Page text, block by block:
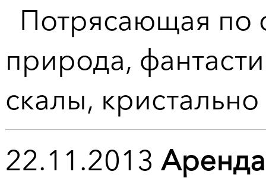
Потрясающая по
природа,
скалы,
22.11.2013